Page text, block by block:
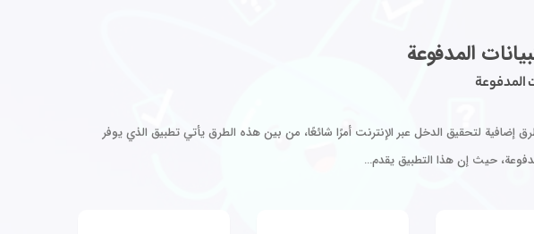
المدفوعة
المدفوعة
إضافية لتحقيق الدخل عبر الإنترنت أمرًا شائعًا، من بين هذه الطرق يأتي تطبيق الذي يوفر
حيث إن هذا التطبيق يقدم…